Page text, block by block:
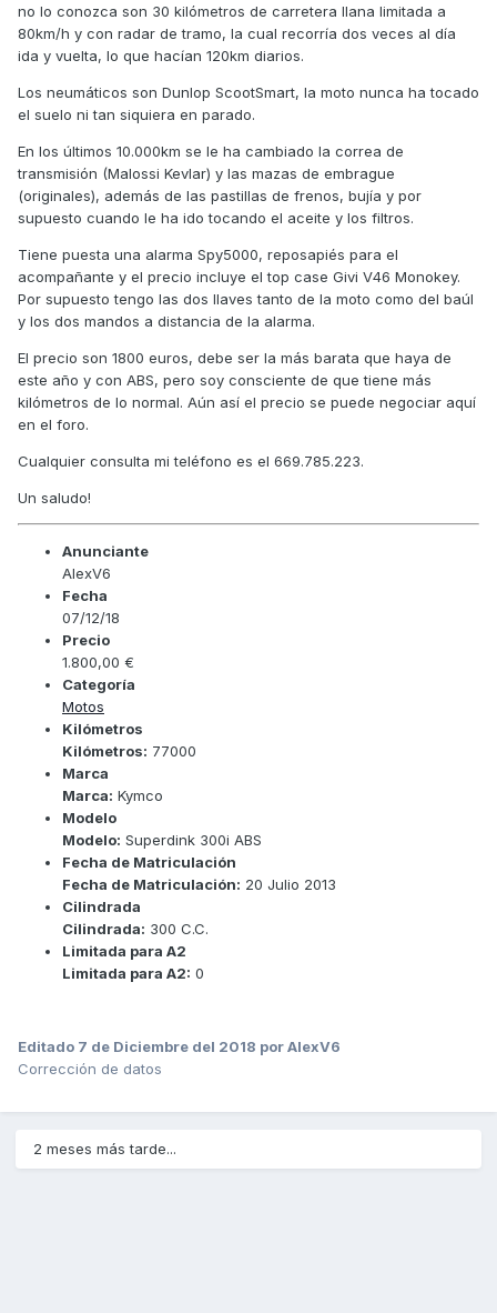
no lo conozca son 30 kilómetros de carretera llana limitada a
80km/h y con radar de tramo, la cual recorría dos veces al día
ida y vuelta, lo que hacían 120km diarios.
Los neumáticos son Dunlop ScootSmart, la moto nunca ha tocado
el suelo ni tan siquiera en parado.
En los últimos 10.000km se le ha cambiado la correa de
transmisión (Malossi Kevlar) y las mazas de embrague
(originales), además de las pastillas de frenos, bujía y por
supuesto cuando le ha ido tocando el aceite y los filtros.
Tiene puesta una alarma Spy5000, reposapiés para el
acompañante y el precio incluye el top case Givi V46 Monokey.
Por supuesto tengo las dos llaves tanto de la moto como del baúl
y los dos mandos a distancia de la alarma.
El precio son 1800 euros, debe ser la más barata que haya de
este año y con ABS, pero soy consciente de que tiene más
kilómetros de lo normal. Aún así el precio se puede negociar aquí
en el foro.
Cualquier consulta mi teléfono es el 669.785.223.
Un saludo!
Anunciante
AlexV6
Fecha
07/12/18
Precio
1.800,00 €
Categoría
Motos
Kilómetros
Kilómetros: 77000
Marca
Marca: Kymco
Modelo
Modelo: Superdink 300i ABS
Fecha de Matriculación
Fecha de Matriculación: 20 Julio 2013
Cilindrada
Cilindrada: 300 C.C.
Limitada para A2
Limitada para A2: 0
Editado 7 de Diciembre del 2018 por AlexV6
Corrección de datos
2 meses más tarde...